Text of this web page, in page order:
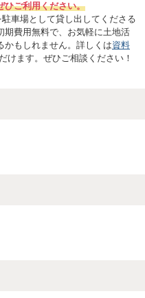
ひご利用ください。
車場として貸し出してくださる
期費用無料で、お気軽に土地活
かもしれません。詳しくは資料
けます。ぜひご相談ください！